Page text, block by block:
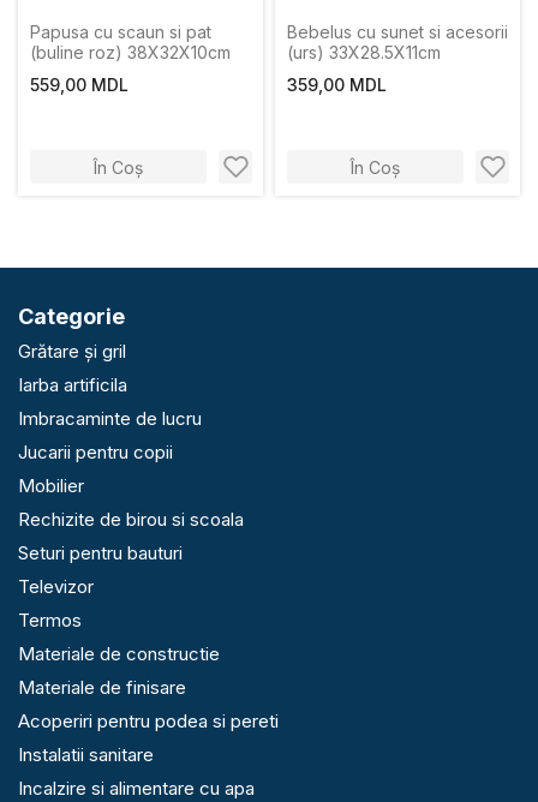
Papusa cu scaun si pat
(buline roz) 38X32X10cm
559,00 MDL
În Coș
Bebelus cu sunet si acesorii
(urs) 33X28.5X11сm
359,00 MDL
În Coș
Categorie
Grătare și gril
Iarba artificila
Imbracaminte de lucru
Jucarii pentru copii
Mobilier
Rechizite de birou si scoala
Seturi pentru bauturi
Televizor
Termos
Materiale de constructie
Materiale de finisare
Acoperiri pentru podea si pereti
Instalatii sanitare
Incalzire si alimentare cu apa